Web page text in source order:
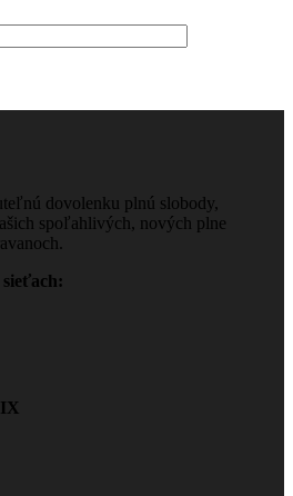
dovolenku plnú slobody,
spoľahlivých, nových plne
sieťach: